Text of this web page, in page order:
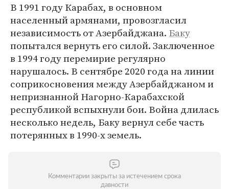
В 1991 году Карабах, в основном
населенный армянами, провозгласил
независимость от Азербайджана. Баку
попытался вернуть его силой. Заключенное
в 1994 году перемирие регулярно
нарушалось. В сентябре 2020 года на линии
соприкосновения между Азербайджаном и
непризнанной Нагорно-Карабахской
республикой вспыхнули бои. Война длилась
несколько недель, Баку вернул себе часть
потерянных в 1990-х земель.
Комментарии закрыты за истечением срока
давности